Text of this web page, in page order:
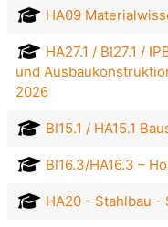
HA09
HA27.1 / BI27.1 /
und
2026
BI15.1 / HA15.1
BI16.3/HA16.3 –
HA20 - Stahlbau -